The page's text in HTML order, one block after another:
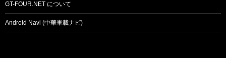
GT-FOUR.NET について
Android Navi (中華車載ナビ)